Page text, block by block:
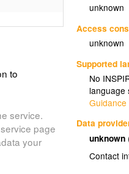
unknown
Access
unknown
Supported
No
language
Data
unknown
Contact
to
service.
page
your